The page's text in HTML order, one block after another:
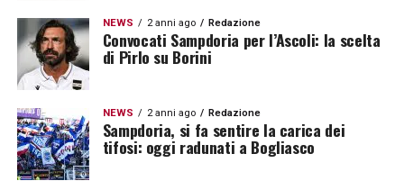
NEWS 2 anni ago Redazione
Convocati Sampdoria per l’Ascoli: la scelta
di Pirlo su Borini
NEWS 2 anni ago Redazione
Sampdoria, si fa sentire la carica dei
tifosi: oggi radunati a Bogliasco